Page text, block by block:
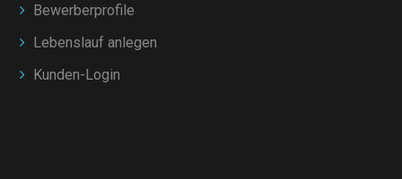
Bewerberprofile
Lebenslauf anlegen
Kunden-Login